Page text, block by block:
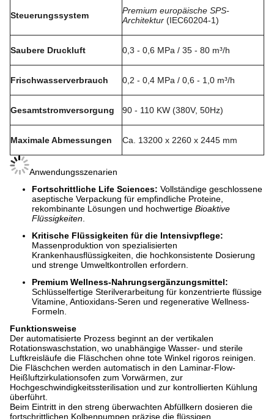
Steuerungssystem
Premium europäische SPS-
Architektur (IEC60204-1)
Saubere Druckluft 0,3 - 0,6 MPa / 35 - 80 m³/h
Frischwasserverbrauch 0,2 - 0,4 MPa / 0,6 - 1,0 m³/h
Gesamtstromversorgung 90 - 110 KW (380V, 50Hz)
Maximale Abmessungen Ca. 13200 x 2260 x 2445 mm
Anwendungsszenarien
Fortschrittliche Life Sciences: Vollständige geschlossene
aseptische Verpackung für empfindliche Proteine,
rekombinante Lösungen und hochwertige Bioaktive
Flüssigkeiten
Kritische Flüssigkeiten für die Intensivpflege:
Massenproduktion von spezialisierten
Krankenhausflüssigkeiten, die hochkonsistente Dosierung
und strenge Umweltkontrollen erfordern.
Premium Wellness-Nahrungsergänzungsmittel:
Schlüsselfertige Sterilverarbeitung für konzentrierte flüssige
Vitamine, Antioxidans-Seren und regenerative Wellness-
Formeln.
Funktionsweise
Der automatisierte Prozess beginnt an der vertikalen
Rotationswaschstation, wo unabhängige Wasser- und sterile
Luftkreisläufe die Fläschchen ohne tote Winkel rigoros reinigen.
Die Fläschchen werden automatisch in den Laminar-Flow-
Heißluftzirkulationsofen zum Vorwärmen, zur
Hochgeschwindigkeitssterilisation und zur kontrollierten Kühlung
überführt.
Beim Eintritt in den streng überwachten Abfüllkern dosieren die
fortschrittlichen Kolbenpumpen präzise die flüssigen